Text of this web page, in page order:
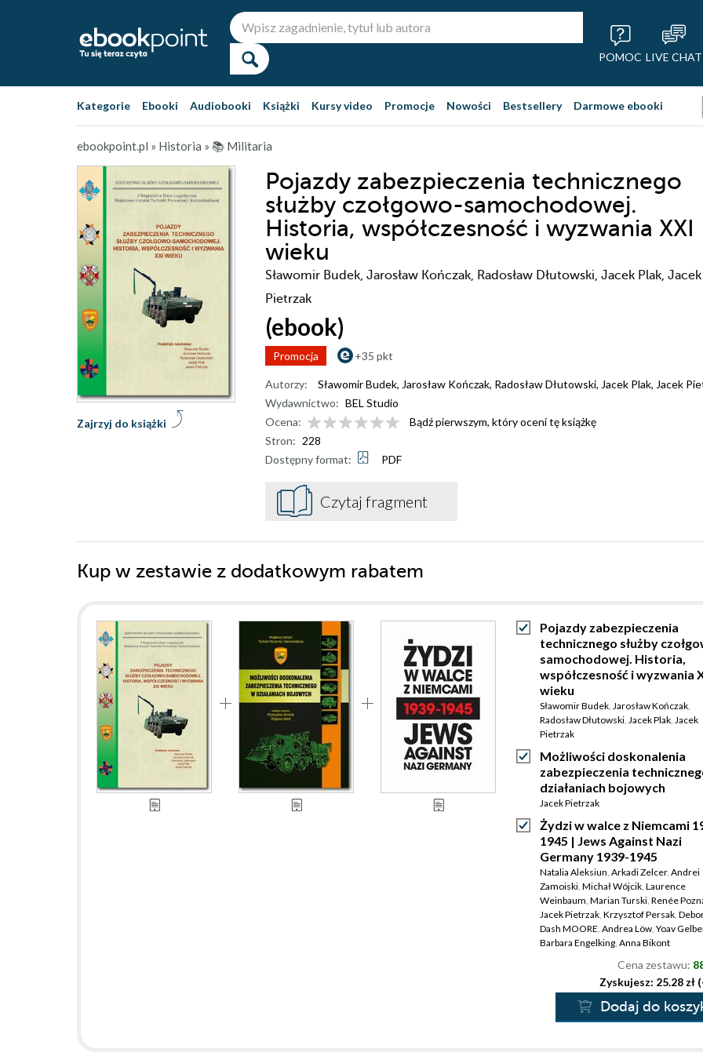
POMOC LIVE CHAT
Kategorie Ebooki Audiobooki Książki Kursy video Promocje Nowości Bestsellery Darmowe ebooki
ebookpoint.pl » Historia » 📚 Militaria
Pojazdy zabezpieczenia technicznego
służby czołgowo-samochodowej.
Historia, współczesność i wyzwania XXI
wieku
Sławomir Budek, Jarosław Kończak, Radosław Dłutowski, Jacek Plak, Jacek
Pietrzak
(ebook)
Promocja +35 pkt
Zajrzyj do książki
Autorzy: Sławomir Budek, Jarosław Kończak, Radosław Dłutowski, Jacek Plak, Jacek
Wydawnictwo: BEL Studio
Ocena:
Bądź pierwszym, który oceni tę książkę
Stron: 228
Dostępny format:
PDF
Czytaj fragment
Kup w zestawie z dodatkowym rabatem
Pojazdy zabezpieczenia
technicznego służby
samochodowej. Historia,
współczesność i wyzwania
wieku
Sławomir Budek, Jarosław Kończak,
Radosław Dłutowski, Jacek Plak, Jacek
Pietrzak
Możliwości doskonalenia
zabezpieczenia
działaniach bojowych
Jacek Pietrzak
Żydzi w walce z Niemcami
1945 | Jews Against Nazi
Germany 1939-1945
Natalia Aleksiun, Arkadi Zelcer, Andrei
Zamoiski, Michał Wójcik, Laurence
Weinbaum, Marian Turski, Renée
Jacek Pietrzak, Krzysztof Persak,
Dash MOORE, Andrea Löw, Yoav
Barbara Engelking, Anna Bikont
Cena zestawu:
Zyskujesz: 25.28 zł
Dodaj do